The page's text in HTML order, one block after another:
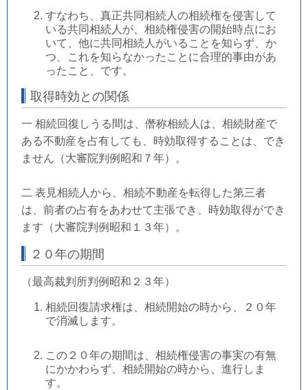
すなわち、真正共同相続人の相続権を侵害して
いる共同相続人が、相続権侵害の開始時点にお
いて、他に共同相続人がいることを知らず、か
つ、これを知らなかったことに合理的事由があ
ったこと、です。
取得時効との関係
一 相続回復しうる間は、僭称相続人は、相続財産で
ある不動産を占有しても、時効取得することは、でき
ません（大審院判例昭和７年）。
二 表見相続人から、相続不動産を転得した第三者
は、前者の占有をあわせて主張でき、時効取得ができ
ます（大審院判例昭和１３年）。
２０年の期間
（最高裁判所判例昭和２３年）
相続回復請求権は、相続開始の時から、２０年
で消滅します。
この２０年の期間は、相続権侵害の事実の有無
にかかわらず、相続開始の時から、進行しま
す。